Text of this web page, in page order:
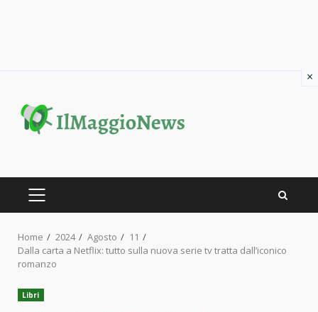
content
PRIMARY
Home 2024 Agosto
11
Dalla carta a Netflix: tutto sulla nuova serie tv tratta dall’iconico
romanzo
Libri
×